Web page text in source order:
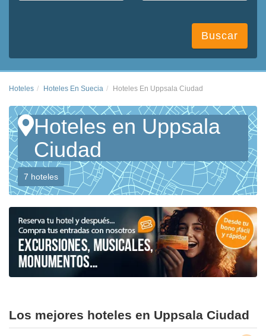
Buscar
Hoteles Hoteles En Suecia Hoteles En Uppsala Ciudad
Hoteles en Uppsala
Ciudad
7 hoteles
Los mejores hoteles en Uppsala Ciudad